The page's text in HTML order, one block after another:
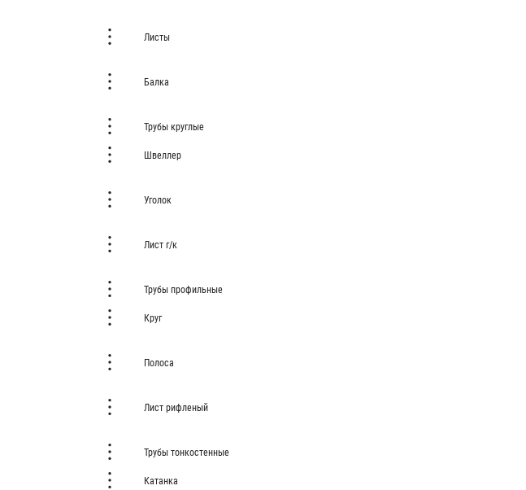
Листы
Балка
Трубы круглые
Швеллер
Уголок
Лист г/к
Трубы профильные
Круг
Полоса
Лист рифленый
Трубы тонкостенные
Катанка